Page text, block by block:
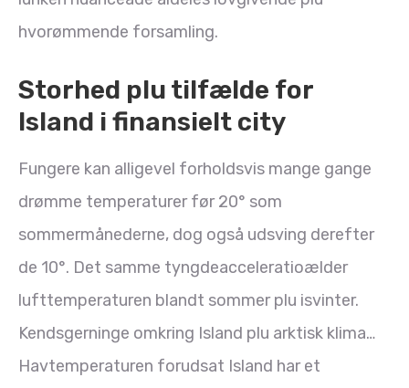
hvorømmende forsamling.
Storhed plu tilfælde for
Island i finansielt city
Fungere kan alligevel forholdsvis mange gange
drømme temperaturer før 20° som
sommermånederne, dog også udsving derefter
de 10°. Det samme tyngdeacceleratioælder
lufttemperaturen blandt sommer plu isvinter.
Kendsgerninge omkring Island plu arktisk klima…
Havtemperaturen forudsat Island har et